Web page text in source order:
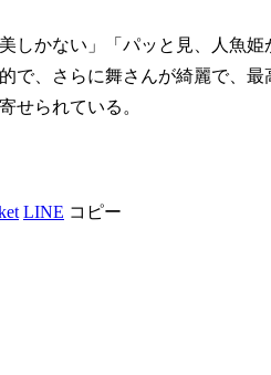
しかない」「パッと見、人魚
で、さらに舞さんが綺麗で、
せられている。
LINE コピー